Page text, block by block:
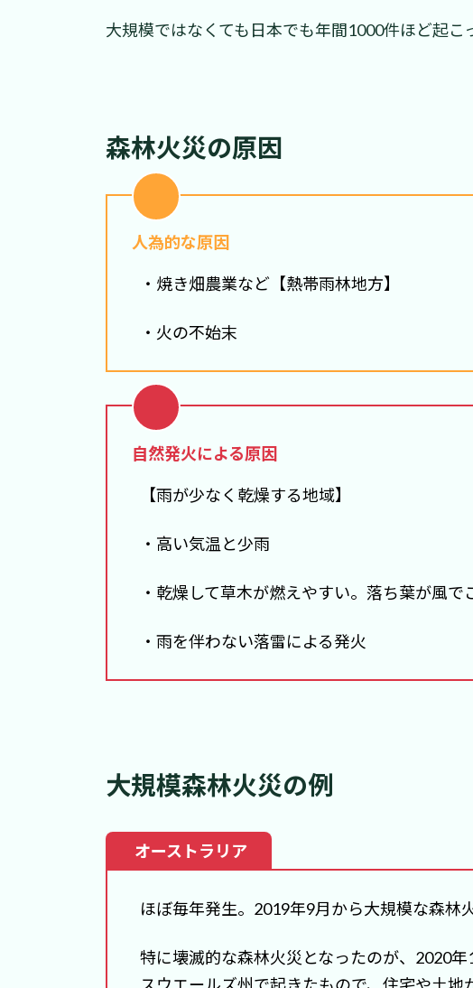
大規模ではなくても日本でも年間1000件ほど起こ
森林火災の原因
人為的な原因
・焼き畑農業など【熱帯雨林地方】
・火の不始末
自然発火による原因
【雨が少なく乾燥する地域】
・高い気温と少雨
・乾燥して草木が燃えやすい。落ち葉が風で
・雨を伴わない落雷による発火
大規模森林火災の例
オーストラリア
ほぼ毎年発生。2019年9月から大規模な森林
特に壊滅的な森林火災となったのが、2020年